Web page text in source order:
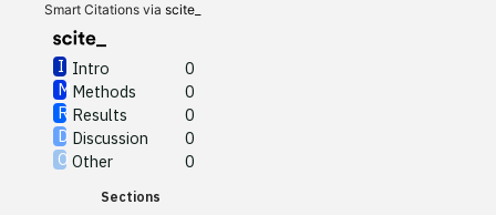
Smart Citations via scite_
Intro
0
Methods
0
Results
0
Discussion
0
Other
0
Sections